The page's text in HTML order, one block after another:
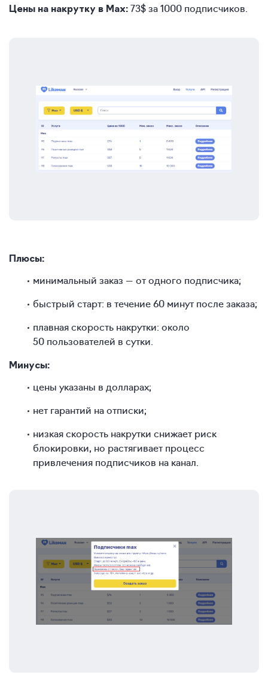
Цены на накрутку в Max: 73$ за 1000 подписчиков.
Плюсы:
минимальный заказ — от одного подписчика;
быстрый старт: в течение 60 минут после заказа;
плавная скорость накрутки: около
50 пользователей в сутки.
Минусы:
цены указаны в долларах;
нет гарантий на отписки;
низкая скорость накрутки снижает риск
блокировки, но растягивает процесс
привлечения подписчиков на канал.